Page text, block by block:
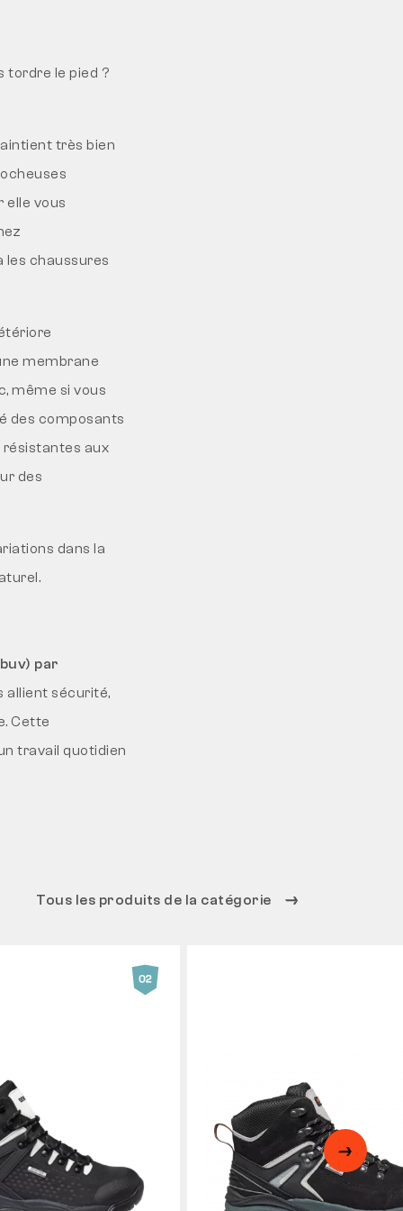
tordre le pied ?
très bien
elle vous
les chaussures
membrane
même si vous
des composants
résistantes aux
des
dans la
par
allient sécurité,
Cette
travail quotidien
Tous les produits de la catégorie